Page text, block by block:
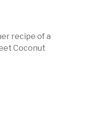
recipe of a
Coconut